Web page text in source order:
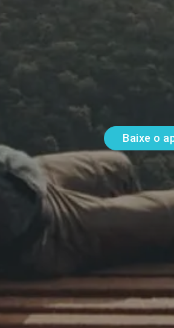
Baixe o